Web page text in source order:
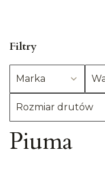
Filtry
Marka
Rozmiar drutów
Koniec filtrów
Piuma